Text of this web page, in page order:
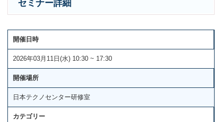
セミナー詳細
開催日時
2026年03月11日(水) 10:30 ~ 17:30
開催場所
日本テクノセンター研修室
カテゴリー